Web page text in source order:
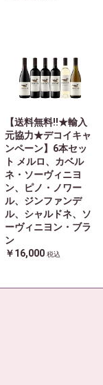
【送料無料!!★輸入
元協力★デコイキャ
ンペーン】6本セッ
ト メルロ、カベル
ネ・ソーヴィニヨ
ン、ピノ・ノワー
ル、ジンファンデ
ル、シャルドネ、ソ
ーヴィニヨン・ブラ
ン
￥16,000 税込